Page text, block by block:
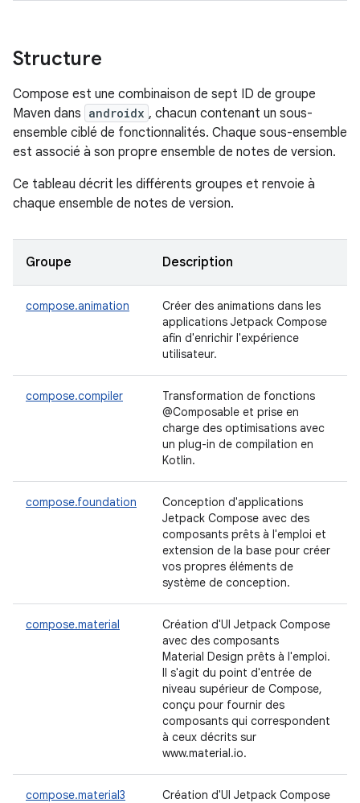
Structure
Compose est une combinaison de sept ID de groupe
Maven dans androidx , chacun contenant un sous-
ensemble ciblé de fonctionnalités. Chaque sous-ensemble
est associé à son propre ensemble de notes de version.
Ce tableau décrit les différents groupes et renvoie à
chaque ensemble de notes de version.
Groupe Description
compose.animation
Créer des animations dans les
applications Jetpack Compose
afin d'enrichir l'expérience
utilisateur.
compose.compiler
Transformation de fonctions
@Composable et prise en
charge des optimisations avec
un plug-in de compilation en
Kotlin.
compose.foundation
Conception d'applications
Jetpack Compose avec des
composants prêts à l'emploi et
extension de la base pour créer
vos propres éléments de
système de conception.
compose.material
Création d'UI Jetpack Compose
avec des composants
Material Design prêts à l'emploi.
Il s'agit du point d'entrée de
niveau supérieur de Compose,
conçu pour fournir des
composants qui correspondent
à ceux décrits sur
www.material.io.
compose.material3
Création d'UI Jetpack Compose